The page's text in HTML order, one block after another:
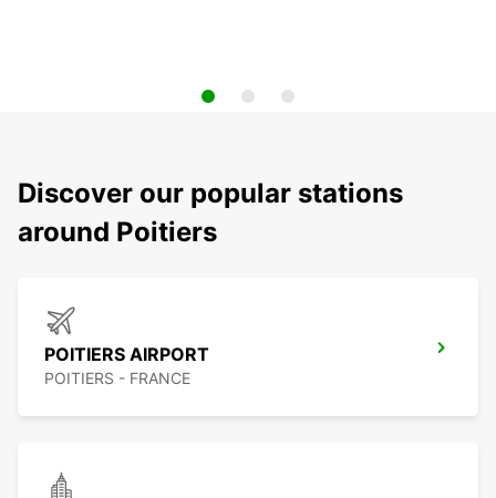
Discover our popular stations
around Poitiers
POITIERS AIRPORT
POITIERS - FRANCE